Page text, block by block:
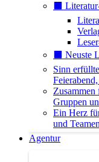
⬛️
⬛️ Neuste
Sinn
Gruppen
Ein Herz
und
Agentur